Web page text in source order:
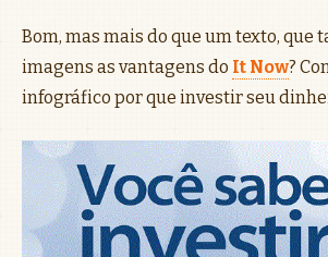
Bom, mas mais do que um texto, que
imagens as vantagens do It Now?
infográfico por que investir seu